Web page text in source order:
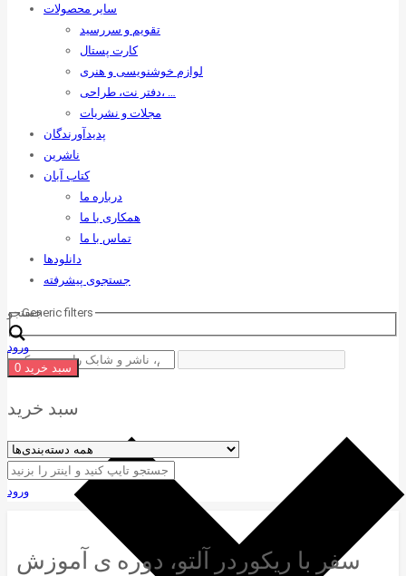
سایر محصولات
تقویم و سررسید
کارت پستال
لوازم خوشنویسی و هنری
دفتر نت، طراحی، …
مجلات و نشریات
پدیدآورندگان
ناشرین
کتاب آبان
درباره ما
همکاری با ما
تماس با ما
دانلودها
جستجوی پیشرفته
جستجو
Generic filters
ورود
سبد خرید 0
سبد خرید
ورود
سفر با ریکوردر آلتو، دوره ی آموزش